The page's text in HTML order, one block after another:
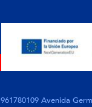
Avenida